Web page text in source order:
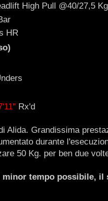
High Pull @40/27,5
HR
Rx'd
Alida. Grandissima
durante
50 Kg. per ben due
minor tempo possibile, il